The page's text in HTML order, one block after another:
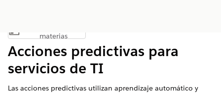
Mostrar índice de materias
materias
Acciones predictivas para
servicios de TI
Las acciones predictivas utilizan aprendizaje automático y